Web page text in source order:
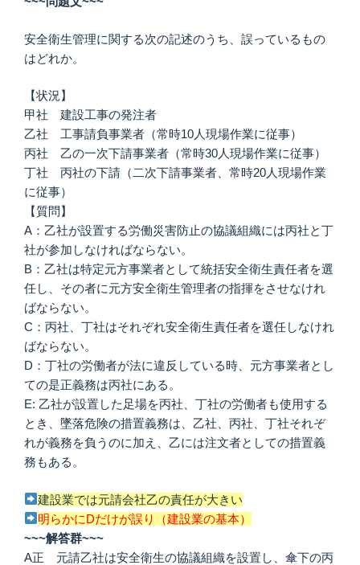
安全衛生管理に関する次の記述のうち、誤っているもの
はどれか。
【状況】
甲社 建設工事の発注者
乙社 工事請負事業者（常時10人現場作業に従事）
丙社 乙の一次下請事業者（常時30人現場作業に従事）
丁社 丙社の下請（二次下請事業者、常時20人現場作業
に従事）
【質問】
A：乙社が設置する労働災害防止の協議組織には丙社と丁
社が参加しなければならない。
B：乙社は特定元方事業者として統括安全衛生責任者を選
任し、その者に元方安全衛生管理者の指揮をさせなけれ
ばならない。
C：丙社、丁社はそれぞれ安全衛生責任者を選任しなけれ
ばならない。
D：丁社の労働者が法に違反している時、元方事業者とし
ての是正義務は丙社にある。
E: 乙社が設置した足場を丙社、丁社の労働者も使用する
とき、墜落危険の措置義務は、乙社、丙社、丁社それぞ
れが義務を負うのに加え、乙には注文者としての措置義
務もある。
建設業では元請会社乙の責任が大きい
明らかにDだけが誤り（建設業の基本）
~~~解答群~~~
A正 元請乙社は安全衛生の協議組織を設置し、傘下の丙